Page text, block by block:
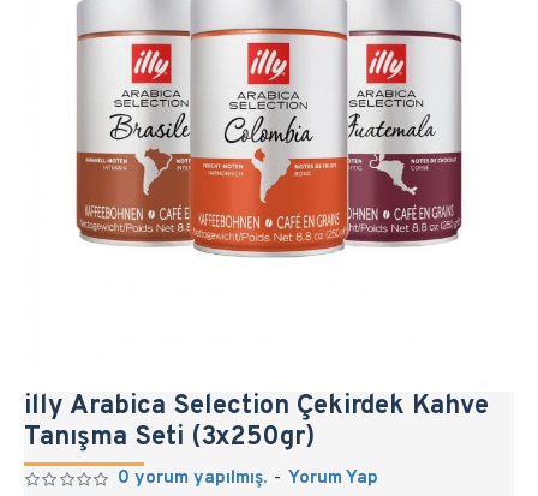
illy Arabica Selection Çekirdek Kahve
Tanışma Seti (3x250gr)
0 yorum yapılmış. - Yorum Yap